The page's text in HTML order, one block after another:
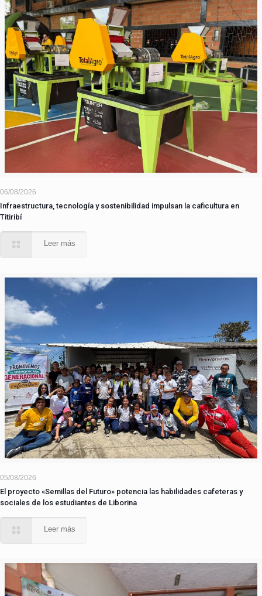
06/08/2026
Infraestructura, tecnología y sostenibilidad impulsan la caficultura en
Titiribí
Leer más
05/08/2026
El proyecto «Semillas del Futuro» potencia las habilidades cafeteras y
sociales de los estudiantes de Liborina
Leer más